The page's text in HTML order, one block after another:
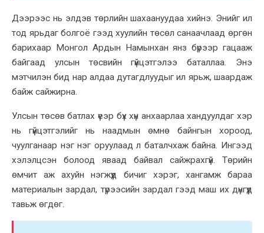
Дээрээс нь элдэв төрлийн шахаануудаа хийнэ. Энийг ил
тод ярьдаг болгоё гээд хуулийн төсөл санаачлаад өргөн
барихаар Монгол Ардын Намынхан янз бүрээр гацааж
байгаад улсын төсвийн гүйцэтгэлээ баталлаа. Энэ
мэтчилэн бид нар алдаа дутагдлуудыг ил ярьж, шаардаж
байж сайжирна.
Улсын төсөв батлах үеэр бүх хүн анхаарлаа хандуулдаг хэр
нь гүйцэтгэлийг нь наадмын өмнө байнгын хороод,
чуулганаар нэг нэг оруулаад л баталчхаж байна. Ингээд
хэлэлцсэн болоод яваад байвал сайжрахгүй. Төрийн
өмчит аж ахуйн нэгжүүд бичиг хэрэг, хангамж бараа
материалын зардал, түрээсийн зардал гээд маш их дүнгүүд
тавьж өгдөг.